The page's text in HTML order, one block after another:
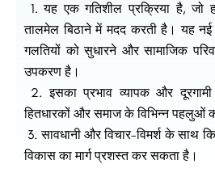
1. यह एक गतिशील प्रक्रिया है, जो
तालमेल बिठाने में मदद करती है। यह नई
गलतियों को सुधारने और सामाजिक
उपकरण है।
2. इसका प्रभाव व्यापक और
हितधारकों और समाज के विभिन्न पहलुओं
3. सावधानी और विचार-विमर्श के साथ
विकास का मार्ग प्रशस्त कर सकता है।